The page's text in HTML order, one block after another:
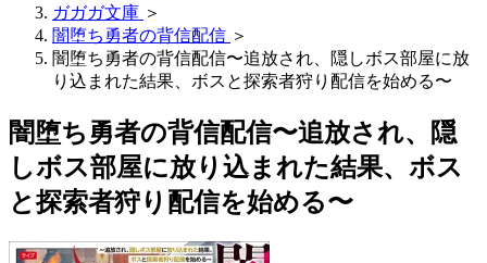
ガガガ文庫 ＞
闇堕ち勇者の背信配信 ＞
闇堕ち勇者の背信配信〜追放され、隠しボス部屋に放
り込まれた結果、ボスと探索者狩り配信を始める〜
闇堕ち勇者の背信配信〜追放され、隠
しボス部屋に放り込まれた結果、ボス
と探索者狩り配信を始める〜